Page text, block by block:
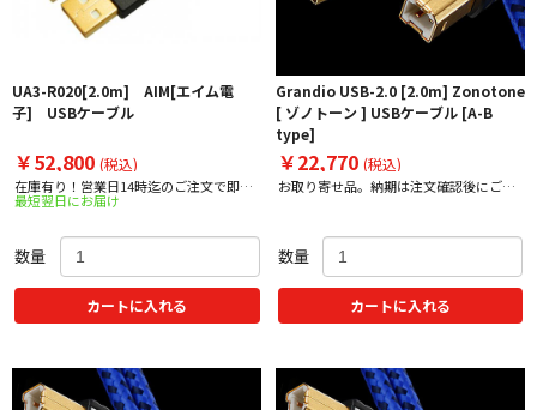
UA3-R020[2.0m] AIM[エイム電
子] USBケーブル
￥52,800 (税込)
在庫有り！営業日14時迄のご注文で即日
出荷！
最短翌日にお届け
数量
カートに入れる
Grandio USB-2.0 [2.0m] Zonotone
[ ゾノトーン ] USBケーブル [A-B
type]
￥22,770 (税込)
お取り寄せ品。納期は注文確認後にご案
数量
カートに入れる